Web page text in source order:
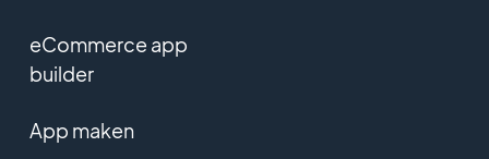
eCommerce app
builder
App maken